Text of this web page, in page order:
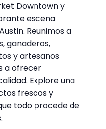
Downtown y
escena
Reunimos a
ganaderos,
y artesanos
a ofrecer
Explore una
frescos y
todo procede de